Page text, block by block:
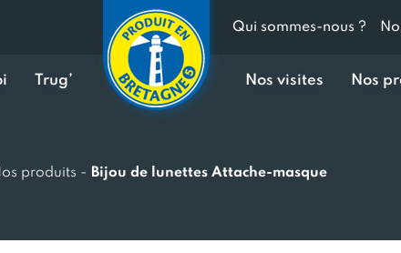
Qui sommes-nous ?
Trug’ Nos visites Nos
produits - Bijou de lunettes Attache-masque